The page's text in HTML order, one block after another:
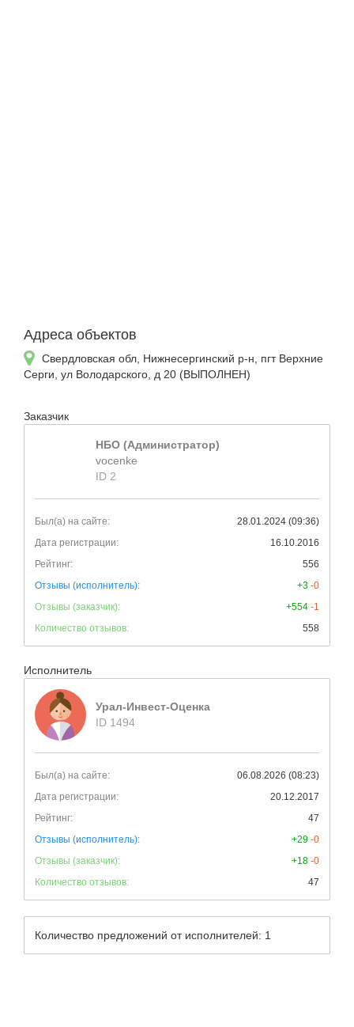
Адреса объектов
Свердловская обл, Нижнесергинский р-н, пгт Верхние
Серги, ул Володарского, д 20 (ВЫПОЛНЕН)
Заказчик
НБО (Администратор)
vocenke
ID 2
Был(а) на сайте:
28.01.2024 (09:36)
Дата регистрации:
16.10.2016
Рейтинг:
556
Отзывы (исполнитель):
+3 -0
Отзывы (заказчик):
+554 -1
Количество отзывов:
558
Исполнитель
Урал-Инвест-Оценка
ID 1494
Был(а) на сайте:
06.08.2026 (08:23)
Дата регистрации:
20.12.2017
Рейтинг:
47
Отзывы (исполнитель):
+29 -0
Отзывы (заказчик):
+18 -0
Количество отзывов:
47
Количество предложений от исполнителей: 1